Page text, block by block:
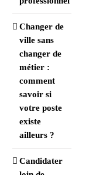
Changer de
ville sans
changer de
métier :
comment
savoir si
votre poste
existe
ailleurs ?
Candidater